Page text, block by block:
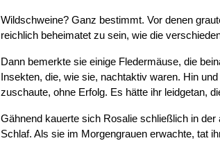
Wildschweine? Ganz bestimmt. Vor denen
reichlich beheimatet zu sein, wie die
Dann bemerkte sie einige Fledermäuse, die
Insekten, die, wie sie, nachtaktiv waren. Hin
zuschaute, ohne Erfolg. Es hätte ihr leidgetan,
Gähnend kauerte sich Rosalie schließlich in
Schlaf. Als sie im Morgengrauen erwachte, tat